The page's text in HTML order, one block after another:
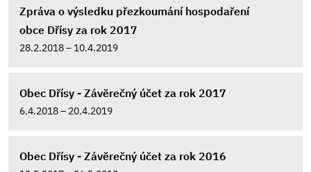
Zpráva o výsledku přezkoumání hospodaření
obce Dřísy za rok 2017
28.2.2018 – 10.4.2019
Obec Dřísy - Závěrečný účet za rok 2017
6.4.2018 – 20.4.2019
Obec Dřísy - Závěrečný účet za rok 2016